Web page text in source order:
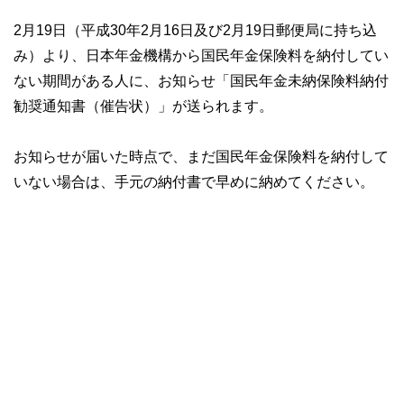
2月19日（平成30年2月16日及び2月19日郵便局に持ち込
み）より、日本年金機構から国民年金保険料を納付してい
ない期間がある人に、お知らせ「国民年金未納保険料納付
勧奨通知書（催告状）」が送られます。
お知らせが届いた時点で、まだ国民年金保険料を納付して
いない場合は、手元の納付書で早めに納めてください。